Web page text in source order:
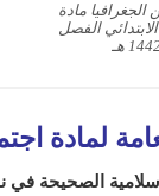
مادة
الفصل
لمادة
الصحيحة في